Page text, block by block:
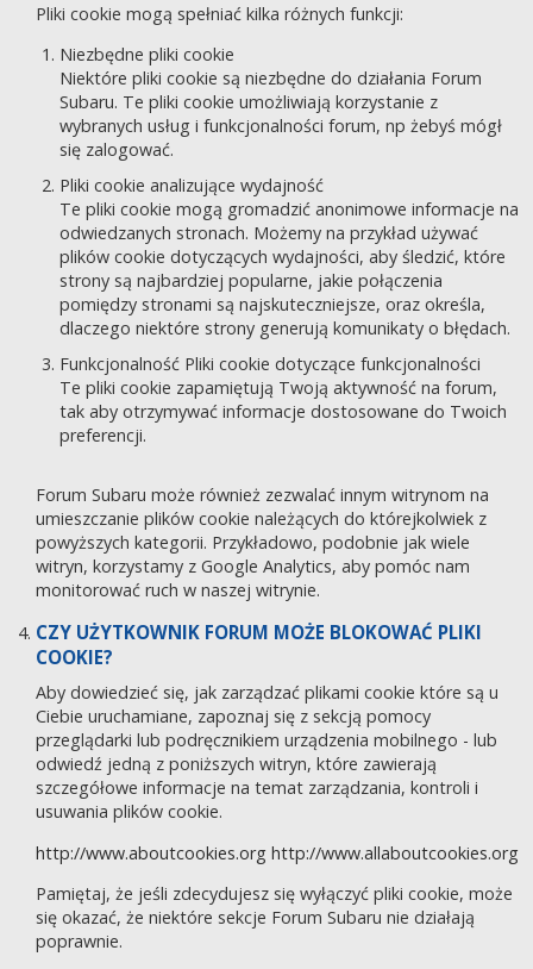
Pliki cookie mogą spełniać kilka różnych funkcji:
Niezbędne pliki cookie
Niektóre pliki cookie są niezbędne do działania Forum
Subaru. Te pliki cookie umożliwiają korzystanie z
wybranych usług i funkcjonalności forum, np żebyś mógł
się zalogować.
Pliki cookie analizujące wydajność
Te pliki cookie mogą gromadzić anonimowe informacje na
odwiedzanych stronach. Możemy na przykład używać
plików cookie dotyczących wydajności, aby śledzić, które
strony są najbardziej popularne, jakie połączenia
pomiędzy stronami są najskuteczniejsze, oraz określa,
dlaczego niektóre strony generują komunikaty o błędach.
Funkcjonalność Pliki cookie dotyczące funkcjonalności
Te pliki cookie zapamiętują Twoją aktywność na forum,
tak aby otrzymywać informacje dostosowane do Twoich
preferencji.
Forum Subaru może również zezwalać innym witrynom na
umieszczanie plików cookie należących do którejkolwiek z
powyższych kategorii. Przykładowo, podobnie jak wiele
witryn, korzystamy z Google Analytics, aby pomóc nam
monitorować ruch w naszej witrynie.
CZY UŻYTKOWNIK FORUM MOŻE BLOKOWAĆ PLIKI
COOKIE?
Aby dowiedzieć się, jak zarządzać plikami cookie które są u
Ciebie uruchamiane, zapoznaj się z sekcją pomocy
przeglądarki lub podręcznikiem urządzenia mobilnego - lub
odwiedź jedną z poniższych witryn, które zawierają
szczegółowe informacje na temat zarządzania, kontroli i
usuwania plików cookie.
http://www.aboutcookies.org http://www.allaboutcookies.org
Pamiętaj, że jeśli zdecydujesz się wyłączyć pliki cookie, może
się okazać, że niektóre sekcje Forum Subaru nie działają
poprawnie.